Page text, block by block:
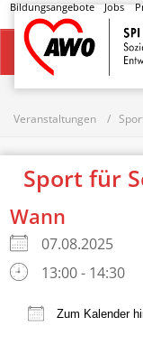
Bildungsangebote Jobs
Startseite
Veranstaltungen
Sport für
Wann
07.08.2025
13:00 - 14:30
Zum Kalender